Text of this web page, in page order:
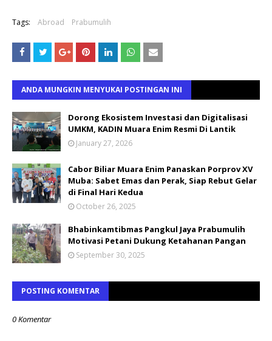
Tags: Abroad Prabumulih
ANDA MUNGKIN MENYUKAI POSTINGAN INI
Dorong Ekosistem Investasi dan Digitalisasi
UMKM, KADIN Muara Enim Resmi Di Lantik
January 27, 2026
Cabor Biliar Muara Enim Panaskan Porprov XV
Muba: Sabet Emas dan Perak, Siap Rebut Gelar
di Final Hari Kedua
October 26, 2025
Bhabinkamtibmas Pangkul Jaya Prabumulih
Motivasi Petani Dukung Ketahanan Pangan
September 30, 2025
POSTING KOMENTAR
0 Komentar